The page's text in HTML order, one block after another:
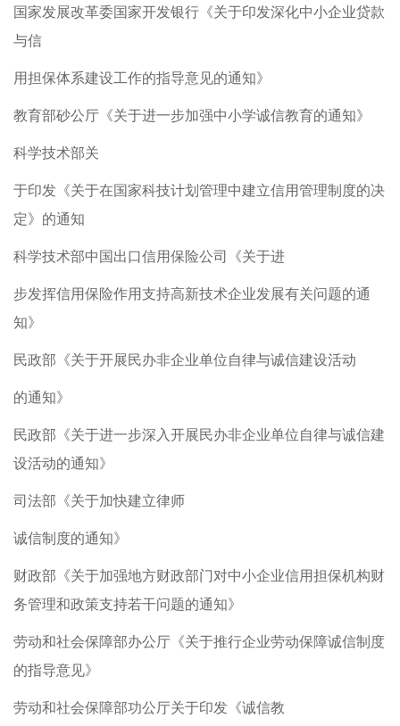
国家发展改革委国家开发银行《关于印发深化中小企业贷款
与信
用担保体系建设工作的指导意见的通知》
教育部砂公厅《关于进一步加强中小学诚信教育的通知》
科学技术部关
于印发《关于在国家科技计划管理中建立信用管理制度的决
定》的通知
科学技术部中国出口信用保险公司《关于进
步发挥信用保险作用支持高新技术企业发展有关问题的通
知》
民政部《关于开展民办非企业单位自律与诚信建设活动
的通知》
民政部《关于进一步深入开展民办非企业单位自律与诚信建
设活动的通知》
司法部《关于加快建立律师
诚信制度的通知》
财政部《关于加强地方财政部门对中小企业信用担保机构财
务管理和政策支持若干问题的通知》
劳动和社会保障部办公厅《关于推行企业劳动保障诚信制度
的指导意见》
劳动和社会保障部功公厅关于印发《诚信教